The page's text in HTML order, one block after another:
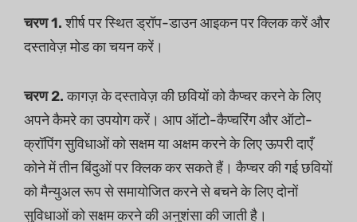
चरण 1.शीर्ष पर स्थित ड्रॉप-डाउन आइकन पर क्लिक करें और
दस्तावेज़ मोड का चयन करें।
चरण 2.कागज़ के दस्तावेज़ की छवियों को कैप्चर करने के लिए
अपने कैमरे का उपयोग करें। आप ऑटो-कैप्चरिंग और ऑटो-
क्रॉपिंग सुविधाओं को सक्षम या अक्षम करने के लिए ऊपरी दाएँ
कोने में तीन बिंदुओं पर क्लिक कर सकते हैं। कैप्चर की गई छवियों
को मैन्युअल रूप से समायोजित करने से बचने के लिए दोनों
सुविधाओं को सक्षम करने की अनुशंसा की जाती है।